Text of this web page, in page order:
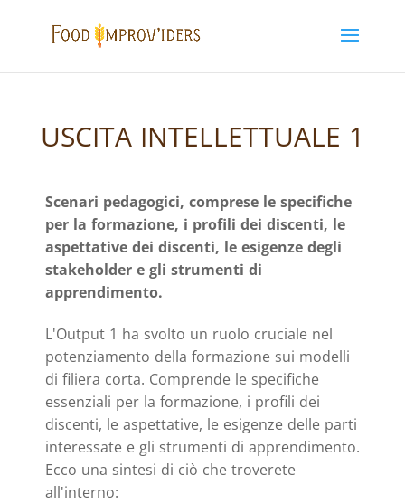
USCITA INTELLETTUALE 1
Scenari pedagogici, comprese le specifiche
per la formazione, i profili dei discenti, le
aspettative dei discenti, le esigenze degli
stakeholder e gli strumenti di
apprendimento.
L'Output 1 ha svolto un ruolo cruciale nel
potenziamento della formazione sui modelli
di filiera corta. Comprende le specifiche
essenziali per la formazione, i profili dei
discenti, le aspettative, le esigenze delle parti
interessate e gli strumenti di apprendimento.
Ecco una sintesi di ciò che troverete
all'interno: